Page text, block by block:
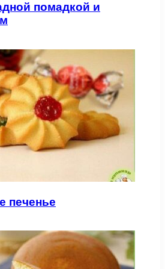
помадкой и
печенье